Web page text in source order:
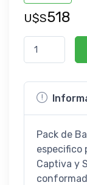
U$S518
Pack de
especifico
Captiva y